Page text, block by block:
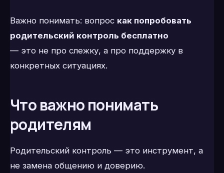
Важно понимать: вопрос как попробовать
родительский контроль бесплатно
— это не про слежку, а про поддержку в
конкретных ситуациях.
Что важно понимать
родителям
Родительский контроль — это инструмент, а
не замена общению и доверию.